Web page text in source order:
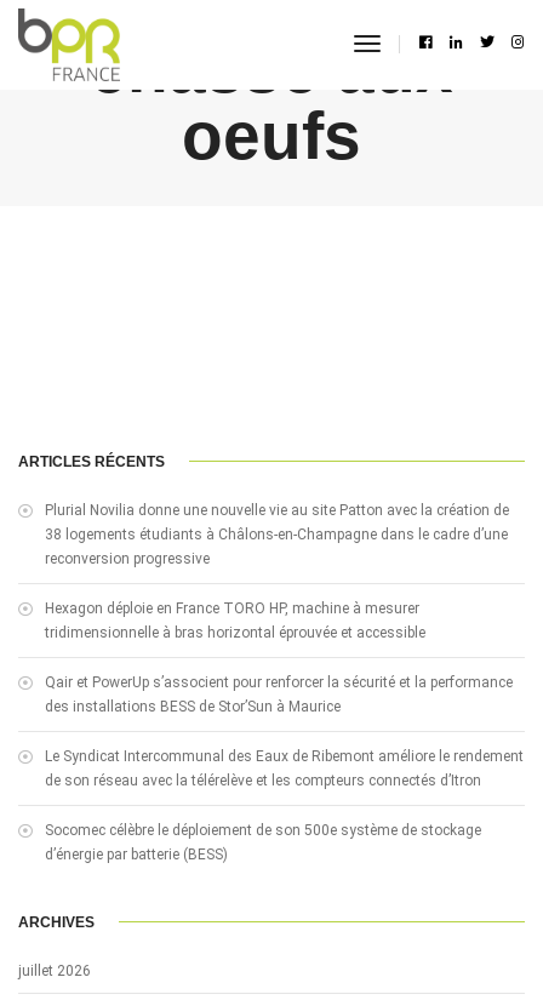
toggle
chasse aux
oeufs
ARTICLES RÉCENTS
Plurial Novilia donne une nouvelle vie au site Patton avec la création de
38 logements étudiants à Châlons-en-Champagne dans le cadre d’une
reconversion progressive
Hexagon déploie en France TORO HP, machine à mesurer
tridimensionnelle à bras horizontal éprouvée et accessible
Qair et PowerUp s’associent pour renforcer la sécurité et la performance
des installations BESS de Stor’Sun à Maurice
Le Syndicat Intercommunal des Eaux de Ribemont améliore le rendement
de son réseau avec la télérelève et les compteurs connectés d’Itron
Socomec célèbre le déploiement de son 500e système de stockage
d’énergie par batterie (BESS)
ARCHIVES
juillet 2026